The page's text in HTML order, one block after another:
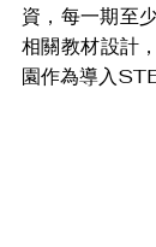
資，每一期至
相關教材設計
園作為導入